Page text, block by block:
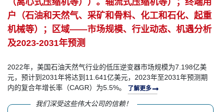
（离心式压缩机等））。轴流式压缩机等）；终端用
户（石油和天然气、采矿和骨料、化工和石化、起重
机械等）；区域——市场规模、行业动态、机遇分析
及2023-2031年预测
2022年，美国石油天然气行业的低压逆变器市场规模为7.198亿美
元，预计到2031年将达到11.641亿美元，2023年至2031年预测期
内的复合年增长率（CAGR）为5.5%。
了解更多
我们深受这些伟大公司的信赖！